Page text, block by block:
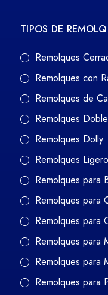
TIPOS DE
Remolques
Remolques con
Remolques de
Remolques
Remolques Dolly
Remolques
Remolques para
Remolques para
Remolques para
Remolques para
Remolques para
Remolques para